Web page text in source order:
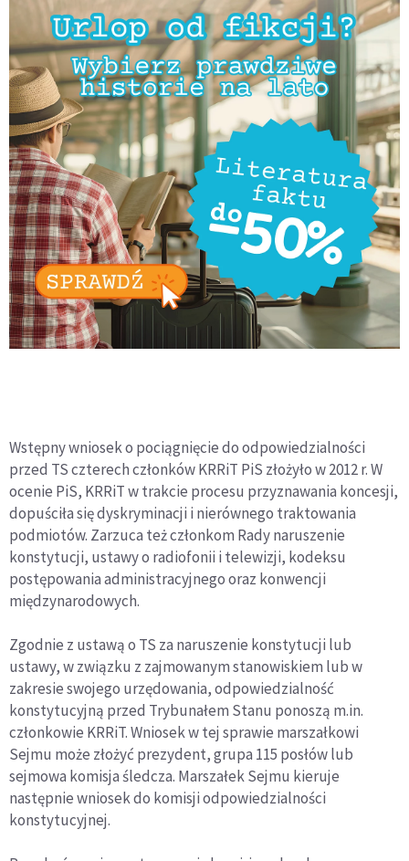
Wstępny wniosek o pociągnięcie do odpowiedzialności
przed TS czterech członków KRRiT PiS złożyło w 2012 r. W
ocenie PiS, KRRiT w trakcie procesu przyznawania koncesji,
dopuściła się dyskryminacji i nierównego traktowania
podmiotów. Zarzuca też członkom Rady naruszenie
konstytucji, ustawy o radiofonii i telewizji, kodeksu
postępowania administracyjnego oraz konwencji
międzynarodowych.
Zgodnie z ustawą o TS za naruszenie konstytucji lub
ustawy, w związku z zajmowanym stanowiskiem lub w
zakresie swojego urzędowania, odpowiedzialność
konstytucyjną przed Trybunałem Stanu ponoszą m.in.
członkowie KRRiT. Wniosek w tej sprawie marszałkowi
Sejmu może złożyć prezydent, grupa 115 posłów lub
sejmowa komisja śledcza. Marszałek Sejmu kieruje
następnie wniosek do komisji odpowiedzialności
konstytucyjnej.